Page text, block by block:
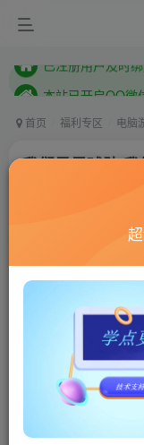
首页 福利专区 电脑
我们是足球队/
联网教程： 内附教程
单机教程： 内附教程
不懂的话联系客服！
本站的资源转
验。如果您喜欢该